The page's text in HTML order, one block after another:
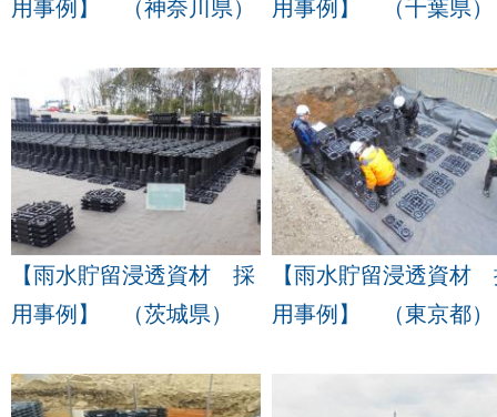
用事例】 （神奈川県）
用事例】 （千葉県）
【雨水貯留浸透資材 採
用事例】 （茨城県）
【雨水貯留浸透資材
用事例】 （東京都）